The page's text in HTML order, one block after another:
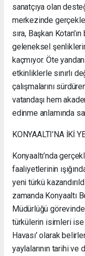
sanatçıya olan
merkezinde
sıra, Başkan
geleneksel
kaçmıyor. Öte
etkinliklerle sınırlı
çalışmalarını
vatandaşı hem
edinme anlamında
KONYAALTI’NA İKİ
Konyaaltı’nda
faaliyetlerinin
yeni türkü
zamanda Konyaaltı
Müdürlüğü
türkülerin isimleri ise
Havası’ olarak
yaylalarının tarihi ve